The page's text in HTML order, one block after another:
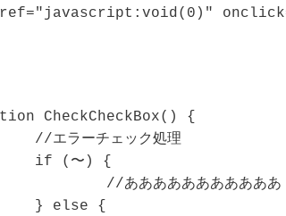
CheckCheckBox() {